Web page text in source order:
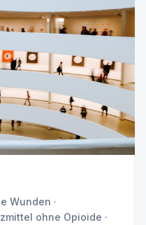
Wunden ·
ohne Opioide ·